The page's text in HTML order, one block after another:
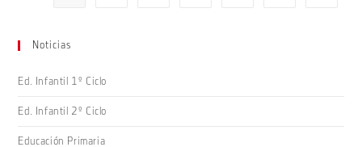
Noticias
Ed. Infantil 1º Ciclo
Ed. Infantil 2º Ciclo
Educación Primaria